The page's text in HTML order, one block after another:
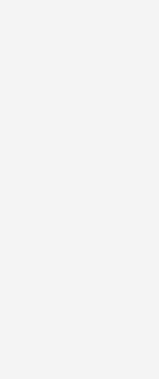
AT
der CO₂-Emission: 129
CO₂-Emission: 120
AT
CO₂-Emission: 130
ALLGRIP
CO₂-Emission: 129